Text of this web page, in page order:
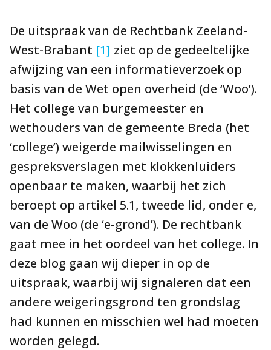
Internationaal
Nieuws
NL EN DE FR
De uitspraak van de Rechtbank Zeeland-
West-Brabant [1] ziet op de gedeeltelijke
afwijzing van een informatieverzoek op
basis van de Wet open overheid (de ‘Woo’).
Het college van burgemeester en
wethouders van de gemeente Breda (het
‘college’) weigerde mailwisselingen en
gespreksverslagen met klokkenluiders
openbaar te maken, waarbij het zich
beroept op artikel 5.1, tweede lid, onder e,
van de Woo (de ‘e-grond’). De rechtbank
gaat mee in het oordeel van het college. In
deze blog gaan wij dieper in op de
uitspraak, waarbij wij signaleren dat een
andere weigeringsgrond ten grondslag
had kunnen en misschien wel had moeten
worden gelegd.